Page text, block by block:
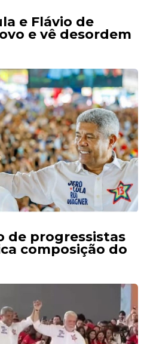
e Flávio de
e vê desordem
de progressistas
composição do